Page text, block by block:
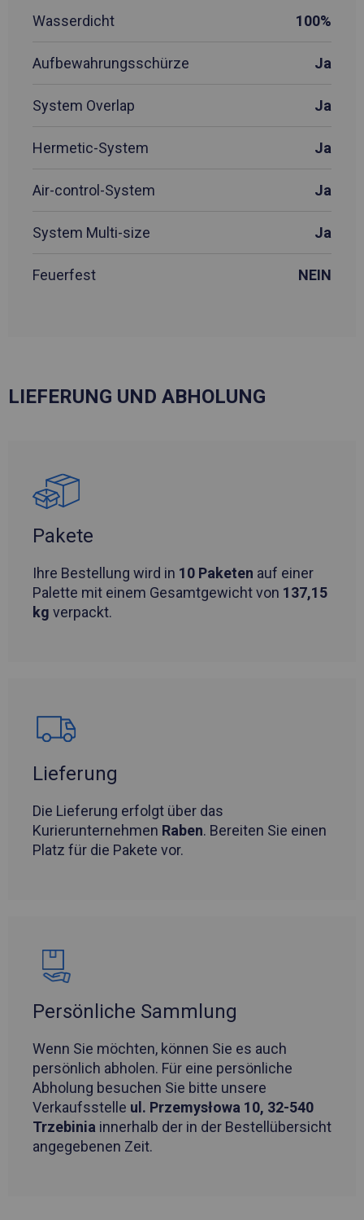
Wasserdicht 100%
Aufbewahrungsschürze Ja
System Overlap Ja
Hermetic-System Ja
Air-control-System Ja
System Multi-size Ja
Feuerfest NEIN
LIEFERUNG UND ABHOLUNG
Pakete
Ihre Bestellung wird in 10 Paketen auf einer
Palette mit einem Gesamtgewicht von 137,15
kg verpackt.
Lieferung
Die Lieferung erfolgt über das
Kurierunternehmen Raben. Bereiten Sie einen
Platz für die Pakete vor.
Persönliche Sammlung
Wenn Sie möchten, können Sie es auch
persönlich abholen. Für eine persönliche
Abholung besuchen Sie bitte unsere
Verkaufsstelle ul. Przemysłowa 10, 32-540
Trzebinia innerhalb der in der Bestellübersicht
angegebenen Zeit.